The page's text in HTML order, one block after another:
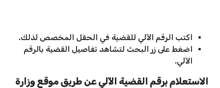
اكتب الرقم الآلي للقضية في الحقل المخصص لذلك.
اضغط على زر البحث لتشاهد تفاصيل القضية بالرقم
الآلي.
الاستعلام برقم القضية الآلي عن طريق موقع وزارة